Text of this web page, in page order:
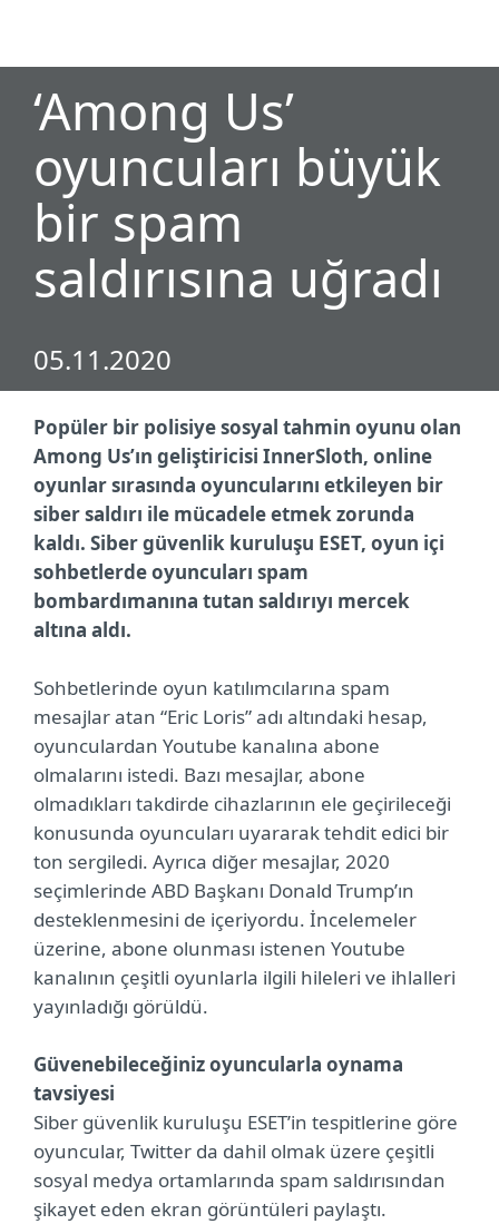
‘Among Us’
oyuncuları büyük
bir spam
saldırısına uğradı
05.11.2020
Popüler bir polisiye sosyal tahmin oyunu olan
Among Us’ın geliştiricisi InnerSloth, online
oyunlar sırasında oyuncularını etkileyen bir
siber saldırı ile mücadele etmek zorunda
kaldı. Siber güvenlik kuruluşu ESET, oyun içi
sohbetlerde oyuncuları spam
bombardımanına tutan saldırıyı mercek
altına aldı.
Sohbetlerinde oyun katılımcılarına spam
mesajlar atan “Eric Loris” adı altındaki hesap,
oyunculardan Youtube kanalına abone
olmalarını istedi. Bazı mesajlar, abone
olmadıkları takdirde cihazlarının ele geçirileceği
konusunda oyuncuları uyararak tehdit edici bir
ton sergiledi. Ayrıca diğer mesajlar, 2020
seçimlerinde ABD Başkanı Donald Trump’ın
desteklenmesini de içeriyordu. İncelemeler
üzerine, abone olunması istenen Youtube
kanalının çeşitli oyunlarla ilgili hileleri ve ihlalleri
yayınladığı görüldü.
Güvenebileceğiniz oyuncularla oynama
tavsiyesi
Siber güvenlik kuruluşu ESET’in tespitlerine göre
oyuncular, Twitter da dahil olmak üzere çeşitli
sosyal medya ortamlarında spam saldırısından
şikayet eden ekran görüntüleri paylaştı.